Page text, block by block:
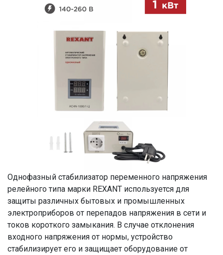
Однофазный стабилизатор переменного напряжения
релейного типа марки REXANT используется для
защиты различных бытовых и промышленных
электроприборов от перепадов напряжения в сети и
токов короткого замыкания. В случае отклонения
входного напряжения от нормы, устройство
стабилизирует его и защищает оборудование от